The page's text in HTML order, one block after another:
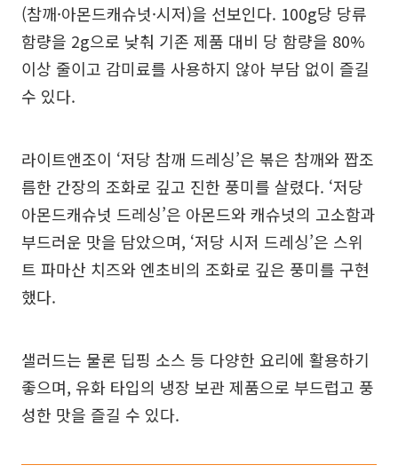
(참깨·아몬드캐슈넛·시저)을 선보인다. 100g당 당류
함량을 2g으로 낮춰 기존 제품 대비 당 함량을 80%
이상 줄이고 감미료를 사용하지 않아 부담 없이 즐길
수 있다.
라이트앤조이 ‘저당 참깨 드레싱’은 볶은 참깨와 짭조
름한 간장의 조화로 깊고 진한 풍미를 살렸다. ‘저당
아몬드캐슈넛 드레싱’은 아몬드와 캐슈넛의 고소함과
부드러운 맛을 담았으며, ‘저당 시저 드레싱’은 스위
트 파마산 치즈와 엔초비의 조화로 깊은 풍미를 구현
했다.
샐러드는 물론 딥핑 소스 등 다양한 요리에 활용하기
좋으며, 유화 타입의 냉장 보관 제품으로 부드럽고 풍
성한 맛을 즐길 수 있다.